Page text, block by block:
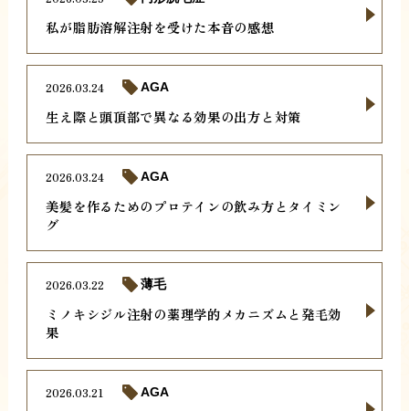
私が脂肪溶解注射を受けた本音の感想
生え際と頭頂部で異なる効果の出方と対策
2026.03.24 AGA
美髪を作るためのプロテインの飲み方とタイミン
グ
2026.03.24 AGA
ミノキシジル注射の薬理学的メカニズムと発毛効
果
2026.03.22 薄毛
2026.03.21 AGA